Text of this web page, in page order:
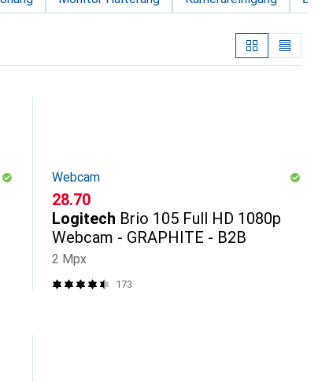
Webcam
CHF
28.70
Logitech Brio 105 Full HD 1080p
Webcam - GRAPHITE - B2B
2 Mpx
173